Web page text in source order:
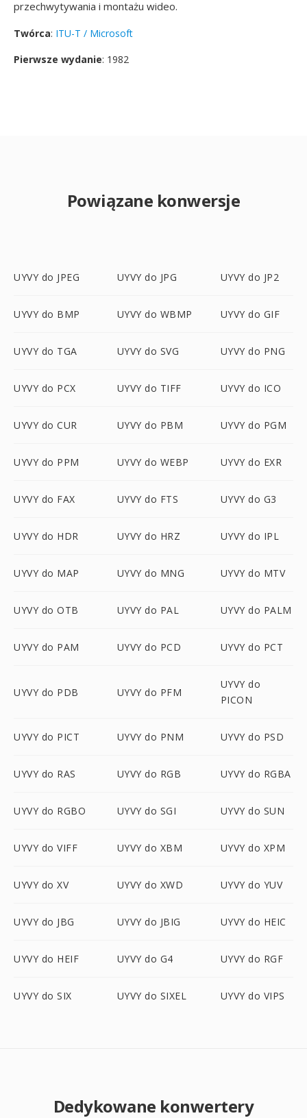
przechwytywania i montażu wideo.
Twórca: ITU-T / Microsoft
Pierwsze wydanie: 1982
Powiązane konwersje
UYVY do JPEG UYVY do JPG UYVY do JP2
UYVY do BMP UYVY do WBMP UYVY do GIF
UYVY do TGA UYVY do SVG UYVY do PNG
UYVY do PCX UYVY do TIFF UYVY do ICO
UYVY do CUR UYVY do PBM UYVY do PGM
UYVY do PPM UYVY do WEBP UYVY do EXR
UYVY do FAX UYVY do FTS UYVY do G3
UYVY do HDR UYVY do HRZ UYVY do IPL
UYVY do MAP UYVY do MNG UYVY do MTV
UYVY do OTB UYVY do PAL UYVY do PALM
UYVY do PAM UYVY do PCD UYVY do PCT
UYVY do PDB UYVY do PFM
UYVY do
PICON
UYVY do PICT UYVY do PNM UYVY do PSD
UYVY do RAS UYVY do RGB UYVY do RGBA
UYVY do RGBO UYVY do SGI UYVY do SUN
UYVY do VIFF UYVY do XBM UYVY do XPM
UYVY do XV UYVY do XWD UYVY do YUV
UYVY do JBG UYVY do JBIG UYVY do HEIC
UYVY do HEIF UYVY do G4 UYVY do RGF
UYVY do SIX UYVY do SIXEL UYVY do VIPS
Dedykowane konwertery